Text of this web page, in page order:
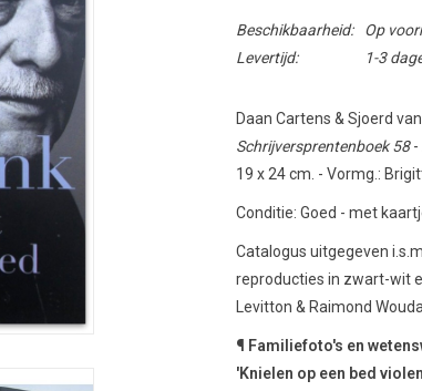
Beschikbaarheid: Op
Levertijd:
1-3
Daan Cartens & Sjoerd
Schrijversprentenboek 58-
19 x 24 cm. - Vormg.:
Conditie: Goed - met
Catalogus uitgegeven
reproducties in zwart-wit
Levitton & Raimond Wouda.
¶ Familiefoto's en
'Knielen op een bed